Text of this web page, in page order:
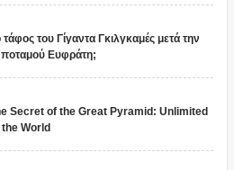
του Γίγαντα Γκιλγκαμές μετά την
Ευφράτη;
Secret of the Great Pyramid: Unlimited
World